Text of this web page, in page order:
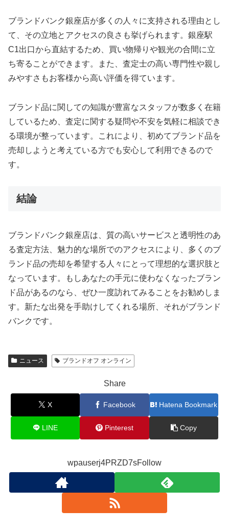
ブランドバンク銀座店が多くの人々に支持される理由とし
て、その立地とアクセスの良さも挙げられます。銀座駅
C1出口から直結するため、買い物帰りや観光の合間に立
ち寄ることができます。また、査定士の高い専門性や親し
みやすさもお客様から高い評価を得ています。
ブランド品に関しての知識が豊富なスタッフが数多く在籍
しているため、査定に関する疑問や不安を気軽に相談でき
る環境が整っています。これにより、初めてブランド品を
売却しようと考えている方でも安心して利用できるので
す。
結論
ブランドバンク銀座店は、質の高いサービスと透明性のあ
る査定方法、魅力的な場所でのアクセスにより、多くのブ
ランド品の売却を希望する人々にとって理想的な選択肢と
なっています。もしあなたの手元に使わなくなったブラン
ド品があるのなら、ぜひ一度訪れてみることをお勧めしま
す。新たな出発を手助けしてくれる場所、それがブランド
バンクです。
ニュース ブランドオフ オンライン
Share
X Facebook Hatena Bookmark
LINE Pinterest Copy
wpauserj4PRZD7sFollow